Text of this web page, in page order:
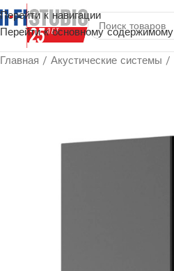
Перейти к навигации
Перейти к основному содержимому
Главная / Акустические системы /